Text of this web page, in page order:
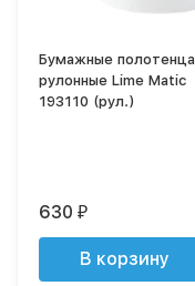
Бумажные полотенца
рулонные Lime Matic
193110 (рул.)
630 ₽
В корзину